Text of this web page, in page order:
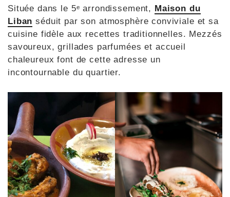
Située dans le 5ᵉ arrondissement, Maison du
Liban séduit par son atmosphère conviviale et sa
cuisine fidèle aux recettes traditionnelles. Mezzés
savoureux, grillades parfumées et accueil
chaleureux font de cette adresse un
incontournable du quartier.